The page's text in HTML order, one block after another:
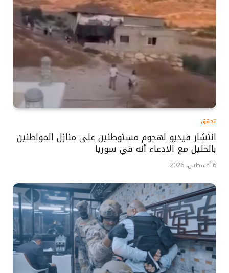
تحقق
انتشار فيديو لهجوم مستوطنين على منازل المواطنين
بالخليل مع الادعاء أنه في سوريا
6 أغسطس، 2026